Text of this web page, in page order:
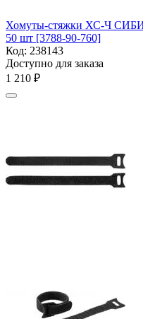
Хомуты-стяжки ХС-Ч
50 шт [3788-90-760]
Код: 238143
Доступно для заказа
1 210 ₽